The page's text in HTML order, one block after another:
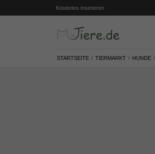
Kostenlos inserieren
STARTSEITE TIERMARKT HUNDE